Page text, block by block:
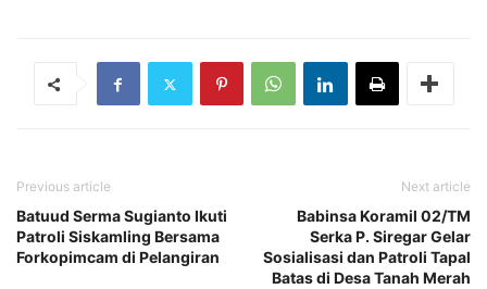
Previous article
Batuud Serma Sugianto Ikuti
Patroli Siskamling Bersama
Forkopimcam di Pelangiran
Next article
Babinsa Koramil 02/TM
Serka P. Siregar Gelar
Sosialisasi dan Patroli Tapal
Batas di Desa Tanah Merah